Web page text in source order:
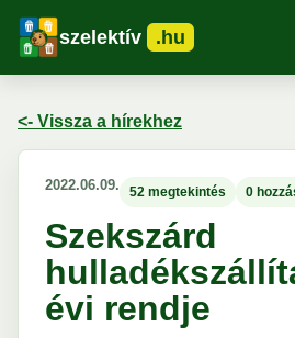
szelektív .hu
<- Vissza a hírekhez
2022.06.09. 52 megtekintés 0
Szekszárd
évi rendje